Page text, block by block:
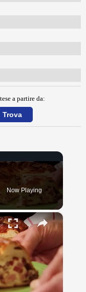
a partire da:
Now Playing
×